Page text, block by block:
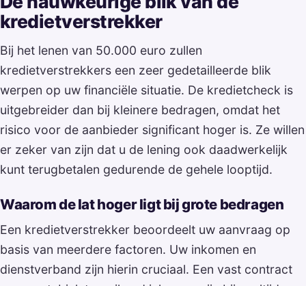
kredietverstrekker
Bij het lenen van 50.000 euro zullen
kredietverstrekkers een zeer gedetailleerde blik
werpen op uw financiële situatie. De kredietcheck is
uitgebreider dan bij kleinere bedragen, omdat het
risico voor de aanbieder significant hoger is. Ze willen
er zeker van zijn dat u de lening ook daadwerkelijk
kunt terugbetalen gedurende de gehele looptijd.
Waarom de lat hoger ligt bij grote bedragen
Een kredietverstrekker beoordeelt uw aanvraag op
basis van meerdere factoren. Uw inkomen en
dienstverband zijn hierin cruciaal. Een vast contract